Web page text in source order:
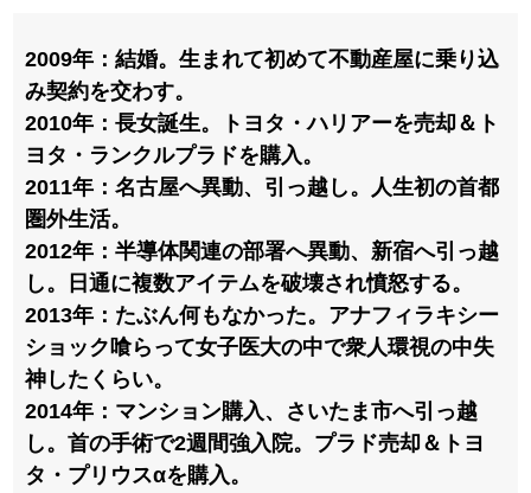
2009年：結婚。生まれて初めて不動産屋に乗り込
み契約を交わす。
2010年：長女誕生。トヨタ・ハリアーを売却＆ト
ヨタ・ランクルプラドを購入。
2011年：名古屋へ異動、引っ越し。人生初の首都
圏外生活。
2012年：半導体関連の部署へ異動、新宿へ引っ越
し。日通に複数アイテムを破壊され憤怒する。
2013年：たぶん何もなかった。アナフィラキシー
ショック喰らって女子医大の中で衆人環視の中失
神したくらい。
2014年：マンション購入、さいたま市へ引っ越
し。首の手術で2週間強入院。プラド売却＆トヨ
タ・プリウスαを購入。